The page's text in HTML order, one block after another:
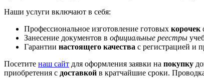
Наши услуги включают в себя:
Профессиональное изготовление готовых корочек
Занесение документов в официальные реестры
Гарантии настоящего качества с регистрацией и
Посетите наш сайт для оформления заявки на покупку
приобретения с доставкой в кратчайшие сроки.